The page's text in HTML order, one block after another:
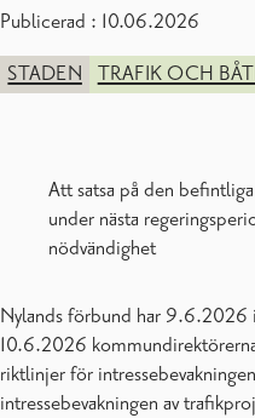
Publicerad : 10.06.2026
STADEN TRAFIK OCH
Att satsa på den
under nästa
nödvändighet
Nylands förbund har 9.6.2026
10.6.2026
riktlinjer för
intressebevakningen av